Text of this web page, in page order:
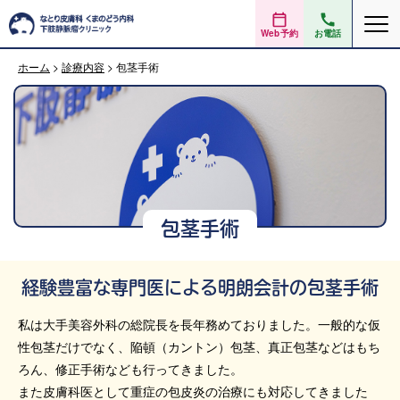
Web予約 お電話
ホーム > 診療内容 > 包茎手術
包茎手術
経験豊富な専門医による明朗会計の包茎手術
私は大手美容外科の総院長を長年務めておりました。一般的な仮
性包茎だけでなく、陥頓（カントン）包茎、真正包茎などはもち
ろん、修正手術なども行ってきました。
また皮膚科医として重症の包皮炎の治療にも対応してきました